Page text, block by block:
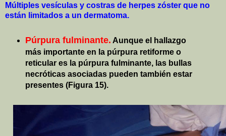
Múltiples vesículas y costras de herpes zóster que no
están limitados a un dermatoma.
Púrpura fulminante. Aunque el hallazgo
más importante en la púrpura retiforme o
reticular es la púrpura fulminante, las bullas
necróticas asociadas pueden también estar
presentes (Figura 15).